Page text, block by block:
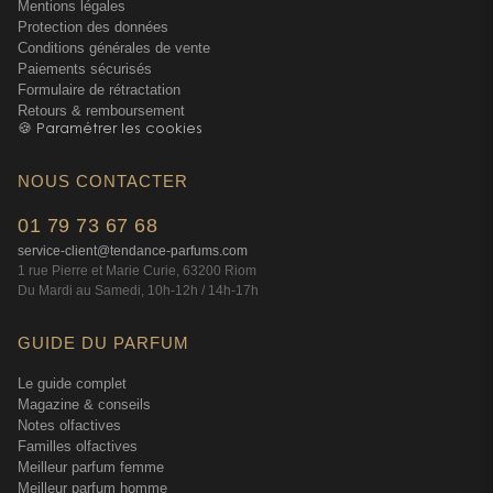
fragrance fraîche et reconnaissable, son design
pratique et sa protection longue durée en font un
essentiel de la routine masculine. Il représente
parfaitement l’état d’esprit Hugo : audace, modernité
et liberté.
style, un outil d’expression personnelle et un véritable
attitude sûre et décontractée.
Mentions légales
Protection des données
Conditions générales de vente
Paiements sécurisés
Formulaire de rétractation
Retours & remboursement
🍪 Paramétrer les cookies
NOUS CONTACTER
01 79 73 67 68
service-client@tendance-parfums.com
1 rue Pierre et Marie Curie, 63200 Riom
Du Mardi au Samedi, 10h-12h / 14h-17h
GUIDE DU PARFUM
Le guide complet
Magazine & conseils
Notes olfactives
Familles olfactives
Meilleur parfum femme
Meilleur parfum homme